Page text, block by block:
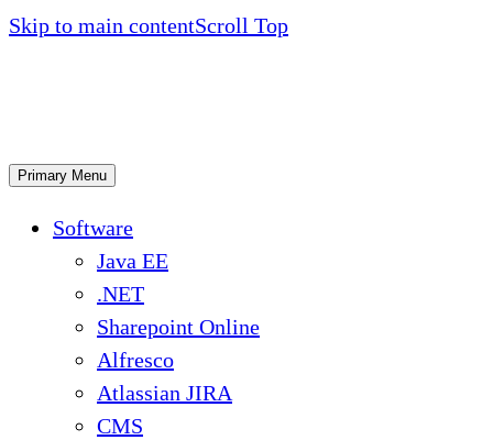
Skip to main contentScroll Top
Primary Menu
Software
Java EE
.NET
Sharepoint Online
Alfresco
Atlassian JIRA
CMS